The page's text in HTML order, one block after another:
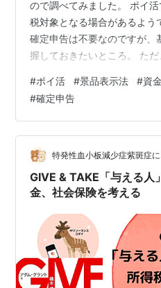
ので調べてみました。 ポイ
税対象となる場合があるよう
確定申告は不要なのですが、
握しておきたいところ。 た
も多く、素人にとっては "ポ
ものが理解しづらい状況です
は、この "ポイ活と課税" に
みます。 なお長文の記事な
けることはほとんど無い気が
中まででもご覧ください…
#ポイ活 #景品表示法 #資
#確定申告
特発性血小板減少症紫斑症
GIVE & TAKE「与える人
金、社会保険を考える